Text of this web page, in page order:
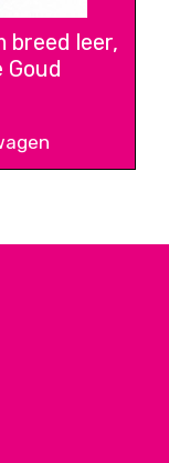
breed leer,
Goud